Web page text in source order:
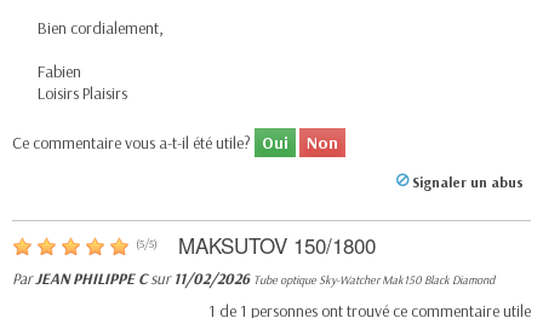
Bien cordialement,
Fabien
Loisirs Plaisirs
Ce commentaire vous a-t-il été utile? Oui Non
Signaler un abus
(5/5) MAKSUTOV 150/1800
ParJEAN PHILIPPE Csur11/02/2026 Tube optique Sky-Watcher Mak150 Black Diamond
1 de 1 personnes ont trouvé ce commentaire utile